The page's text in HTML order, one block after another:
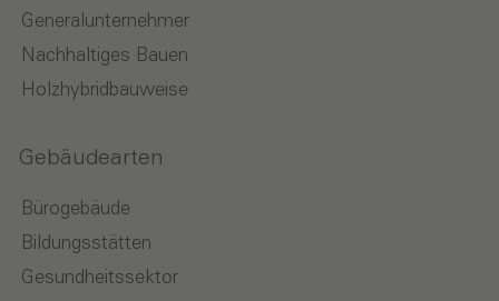
Generalunternehmer
Nachhaltiges Bauen
Holzhybridbauweise
Gebäudearten
Bürogebäude
Bildungsstätten
Gesundheitssektor